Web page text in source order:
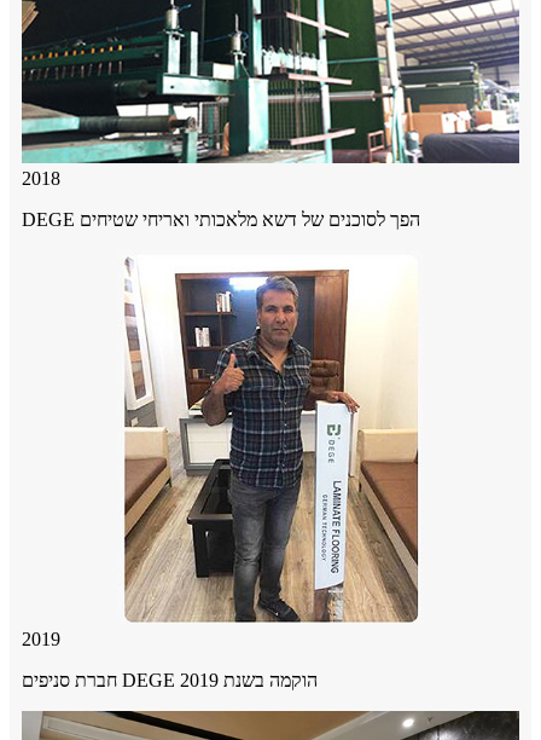
2018
DEGE הפך לסוכנים של דשא מלאכותי ואריחי שטיחים
2019
חברת סניפים DEGE הוקמה בשנת 2019